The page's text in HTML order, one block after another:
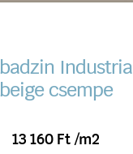
Industria
beige csempe
13 160 Ft /m2